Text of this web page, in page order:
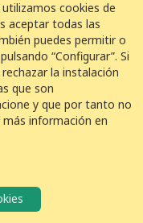
cookies de
aceptar todas las
puedes permitir o
“Configurar”. Si
la instalación
que son
y que por tanto no
más información en